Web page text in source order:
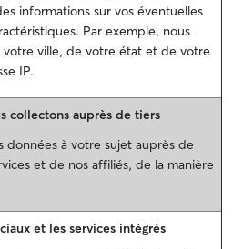
informations sur vos éventuelles
Par exemple, nous
votre ville, de votre état et de votre
IP.
collectons auprès de tiers
données à votre sujet auprès de
et de nos affiliés, de la manière
et les services intégrés